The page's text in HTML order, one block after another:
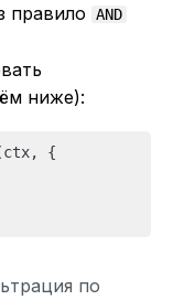
правило
AND
ниже):
{
по